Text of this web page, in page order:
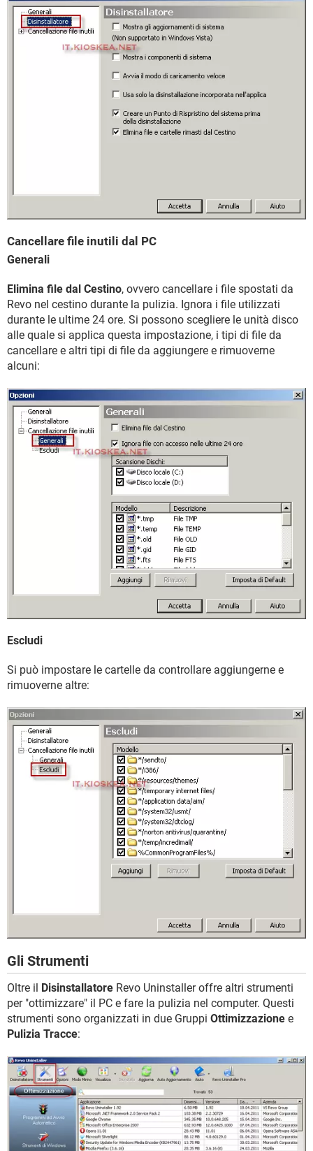
Cancellare file inutili dal PC
Generali
Elimina file dal Cestino, ovvero cancellare i file spostati da
Revo nel cestino durante la pulizia. Ignora i file utilizzati
durante le ultime 24 ore. Si possono scegliere le unità disco
alle quale si applica questa impostazione, i tipi di file da
cancellare e altri tipi di file da aggiungere e rimuoverne
alcuni:
Escludi
Si può impostare le cartelle da controllare aggiungerne e
rimuoverne altre:
Gli Strumenti
Oltre il Disinstallatore Revo Uninstaller offre altri strumenti
per "ottimizzare" il PC e fare la pulizia nel computer. Questi
strumenti sono organizzati in due Gruppi Ottimizzazione e
Pulizia Tracce: